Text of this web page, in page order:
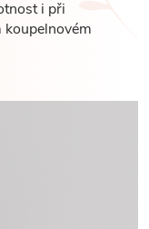
i při
koupelnovém